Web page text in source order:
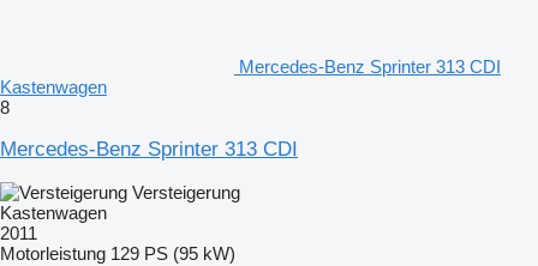
Mercedes-Benz Sprinter 313 CDI
Kastenwagen
8
Mercedes-Benz Sprinter 313 CDI
Versteigerung
Kastenwagen
2011
Motorleistung 129 PS (95 kW)